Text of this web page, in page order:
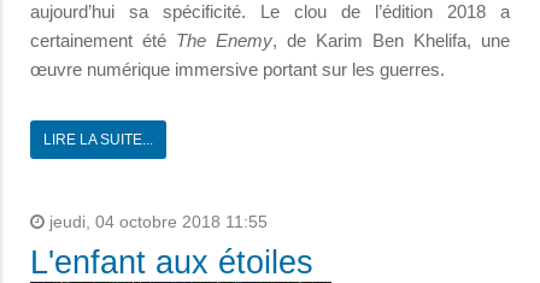
aujourd’hui sa spécificité. Le clou de l’édition 2018 a
certainement été The Enemy, de Karim Ben Khelifa, une
œuvre numérique immersive portant sur les guerres.
LIRE LA SUITE...
jeudi, 04 octobre 2018 11:55
L'enfant aux étoiles